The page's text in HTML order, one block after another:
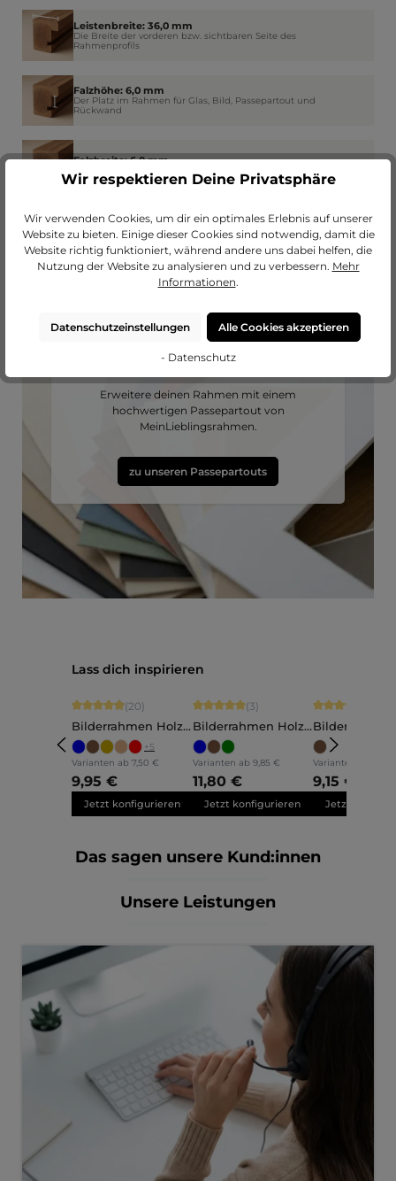
Leistenbreite: 36,0 mm
Die Breite der vorderen bzw. sichtbaren Seite des
Rahmenprofils
Falzhöhe: 6,0 mm
Der Platz im Rahmen für Glas, Bild, Passepartout und
Rückwand
Falzbreite: 6,0 mm
Wie weit der Rahmen am Rand das Glas überdeckt
Passendes Passepartout?
Erweitere deinen Rahmen mit einem
hochwertigen Passepartout von
MeinLieblingsrahmen.
zu unseren Passepartouts
Produktgalerie überspringen
Lass dich inspirieren
Durchschnittliche Bewertung von 4.9 von 5 Sternen
(20)
Bilderrahmen Holz
Ava
+5
Varianten ab 7,50 €
9,95 €
Jetzt konfigurieren
Durchschnittliche Bewertung von 5
(3)
Bilderrahmen Holz
Annelie
Varianten ab 9,85 €
11,80 €
Jetzt konfigurieren
Martha
Varianten ab
9,15 €
Jetzt
Das sagen unsere Kund:innen
Unsere Leistungen
Wir respektieren Deine Privatsphäre
Wir verwenden Cookies, um dir ein optimales Erlebnis auf unserer
Website zu bieten. Einige dieser Cookies sind notwendig, damit die
Website richtig funktioniert, während andere uns dabei helfen, die
Nutzung der Website zu analysieren und zu verbessern. Mehr
Informationen.
Datenschutzeinstellungen Alle Cookies akzeptieren
- Datenschutz